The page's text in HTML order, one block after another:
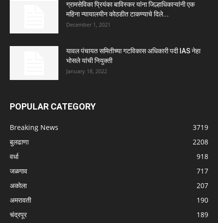
ग्रामसेविका प्रियंका बाविस्कर यांना जिल्हाधिकाऱ्यांनी एक
महिना न्यायालयीन कोठडीत टाकण्याचे दिले...
December 1, 2021
यावल पंचायत समितीच्या गटविकास अधिकारी पदी IAS नेहा
भोसले यांची नियुक्ती
January 18, 2022
POPULAR CATEGORY
Breaking News
3719
बुलढाणा
2208
वर्धा
918
जळगाव
717
अकोला
207
अमरावती
190
चंद्रपूर
189